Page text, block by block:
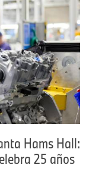
Hams Hall:
25 años